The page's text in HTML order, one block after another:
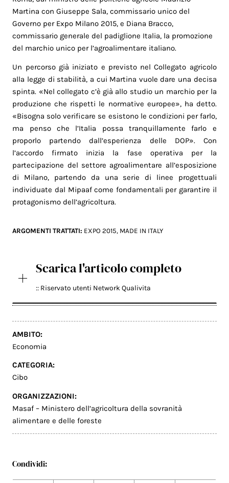
Martina con Giuseppe Sala, commissario unico del
Governo per Expo Milano 2015, e Diana Bracco,
commissario generale del padiglione Italia, la promozione
del marchio unico per l’agroalimentare italiano.
Un percorso già iniziato e previsto nel Collegato agricolo
alla legge di stabilità, a cui Martina vuole dare una decisa
spinta. «Nel collegato c’è già allo studio un marchio per la
produzione che rispetti le normative europee», ha detto.
«Bisogna solo verificare se esistono le condizioni per farlo,
ma penso che l’Italia possa tranquillamente farlo e
proporlo partendo dall’esperienza delle DOP». Con
l’accordo firmato inizia la fase operativa per la
partecipazione del settore agroalimentare all’esposizione
di Milano, partendo da una serie di linee progettuali
individuate dal Mipaaf come fondamentali per garantire il
protagonismo dell’agricoltura.
ARGOMENTI TRATTATI: EXPO 2015, MADE IN ITALY
Scarica l'articolo completo
:: Riservato utenti Network Qualivita
AMBITO:
Economia
CATEGORIA:
Cibo
ORGANIZZAZIONI:
Masaf – Ministero dell’agricoltura della sovranità
alimentare e delle foreste
Condividi: